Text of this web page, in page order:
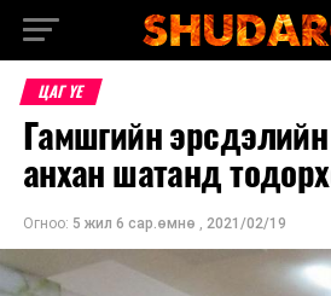
ЦАГ ҮЕ
Гамшгийн
анхан шатанд
Огноо: 5 жил 6 сар.өмнө , 2021/02/19